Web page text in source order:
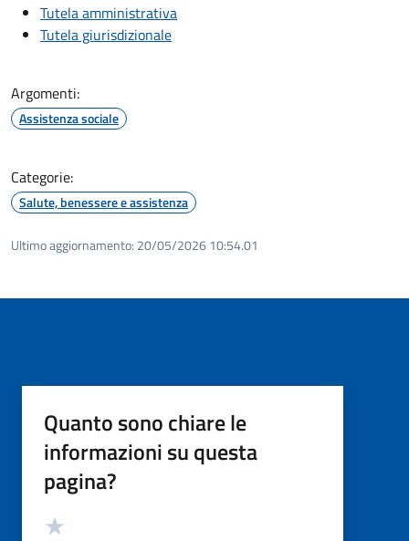
Tutela amministrativa
Tutela giurisdizionale
Argomenti:
Assistenza sociale
Categorie:
Salute, benessere e assistenza
Ultimo aggiornamento: 20/05/2026 10:54.01
Quanto sono chiare le
informazioni su questa
pagina?
Valutazione